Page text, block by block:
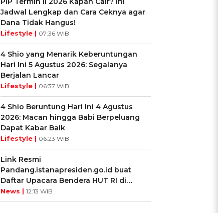
Jadwal Lengkap dan Cara Ceknya agar
Dana Tidak Hangus!
Lifestyle | 07:36 WIB
4 Shio yang Menarik Keberuntungan
Hari Ini 5 Agustus 2026: Segalanya
Berjalan Lancar
Lifestyle | 06:37 WIB
4 Shio Beruntung Hari Ini 4 Agustus
2026: Macan hingga Babi Berpeluang
Dapat Kabar Baik
Lifestyle | 06:23 WIB
Link Resmi
Pandang.istanapresiden.go.id buat
Daftar Upacara Bendera HUT RI di
Istana Negara
News | 12:13 WIB